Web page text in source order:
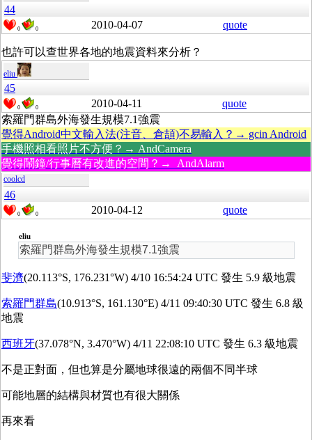
44
0 0 2010-04-07 quote
也許可以查世界各地的地震資料來分析？
eliu
45
0 0 2010-04-11
quote
索羅門群島外海發生規模7.1強震
覺得Android中文輸入法(注音、倉頡)不易輸入？→ gcin Android
手機照相看照片不方便？→ AndCamera
覺得鬧鐘/行事曆有改進的空間？→ AndAlarm
coolcd
46
0 0 2010-04-12 quote
eliu
索羅門群島外海發生規模7.1強震
斐濟(20.113°S, 176.231°W) 4/10 16:54:24 UTC 發生 5.9 級地震
索羅門群島(10.913°S, 161.130°E) 4/11 09:40:30 UTC 發生 6.8 級
地震
西班牙(37.078°N, 3.470°W) 4/11 22:08:10 UTC 發生 6.3 級地震
不是正對面，但也算是分屬地球很遠的兩個不同半球
可能地層的結構與材質也有很大關係
再來看